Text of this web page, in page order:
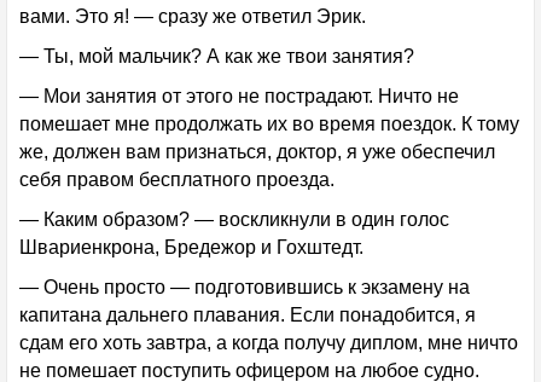
вами. Это я! — сразу же ответил Эрик.
— Ты, мой мальчик? А как же твои занятия?
— Мои занятия от этого не пострадают. Ничто не
помешает мне продолжать их во время поездок. К тому
же, должен вам признаться, доктор, я уже обеспечил
себя правом бесплатного проезда.
— Каким образом? — воскликнули в один голос
Швариенкрона, Бредежор и Гохштедт.
— Очень просто — подготовившись к экзамену на
капитана дальнего плавания. Если понадобится, я
сдам его хоть завтра, а когда получу диплом, мне ничто
не помешает поступить офицером на любое судно.